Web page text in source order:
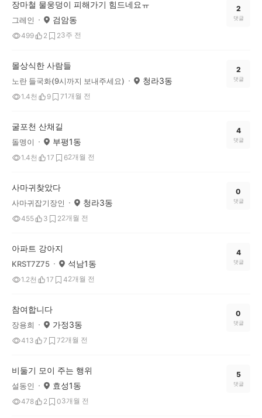
장마철 물웅덩이 피해가기 힘드네요ㅠ
그레인 검암동
499 2 23주 전
2
댓글
몰상식한 사람들
노란 들국화(9시까지 보내주세요) 청라3동
1.4천 9 71개월 전
2
댓글
굴포천 산채길
돌멩이 부평1동
1.4천 17 62개월 전
4
댓글
사마귀찾았다
사마귀잡기장인 청라3동
455 3 22개월 전
0
댓글
아파트 강아지
KRST7Z75 석남1동
1.2천 17 42개월 전
4
댓글
참여합니다
장용희 가정3동
413 7 72개월 전
0
댓글
비둘기 모이 주는 행위
설동인 효성1동
478 2 03개월 전
5
댓글